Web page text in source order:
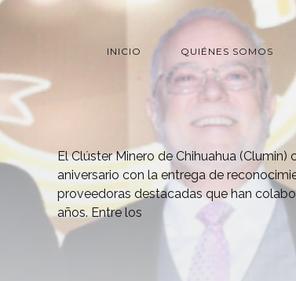
INICIO QUIÉNES SOMOS
El Clúster Minero de Chihuahua (Clumin)
aniversario con la entrega de
proveedoras destacadas que han
años. Entre los